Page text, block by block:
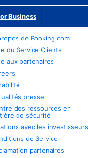
Business
de Booking.com
du Service Clients
aux partenaires
presse
des ressources en
de sécurité
avec les investisseurs
de Service
partenaires